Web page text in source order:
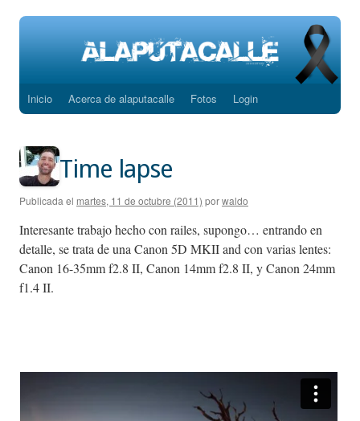
Saltar
contenido
Inicio Acerca de alaputacalle Fotos Login
Time lapse
Publicada el martes, 11 de octubre (2011) porwaldo
Interesante trabajo hecho con railes, supongo… entrando en
detalle, se trata de una Canon 5D MKII and con varias lentes:
Canon 16-35mm f2.8 II, Canon 14mm f2.8 II, y Canon 24mm
f1.4 II.